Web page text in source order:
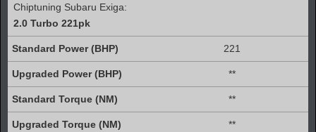
Chiptuning Subaru Exiga:
2.0 Turbo 221pk
221
**
**
**